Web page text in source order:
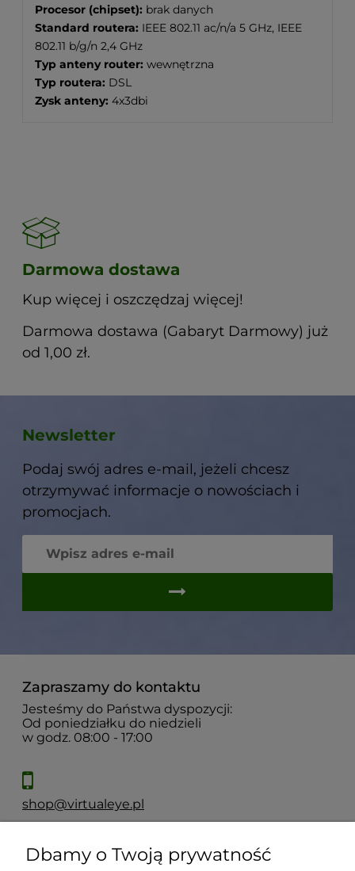
Procesor (chipset): brak danych
Standard routera: IEEE 802.11 ac/n/a 5 GHz, IEEE
802.11 b/g/n 2,4 GHz
Typ anteny router: wewnętrzna
Typ routera: DSL
Zysk anteny: 4x3dbi
Darmowa dostawa
Kup więcej i oszczędzaj więcej!
Darmowa dostawa (Gabaryt Darmowy) już
od 1,00 zł.
Newsletter
Podaj swój adres e-mail, jeżeli chcesz
otrzymywać informacje o nowościach i
promocjach.
Zapraszamy do kontaktu
Jesteśmy do Państwa dyspozycji:
Od poniedziałku do niedzieli
w godz. 08:00 - 17:00
shop@virtualeye.pl
Moje konto
Dbamy o Twoją prywatność